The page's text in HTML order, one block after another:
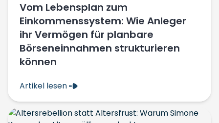
Vom Lebensplan zum
Einkommenssystem: Wie Anleger
ihr Vermögen für planbare
Börseneinnahmen strukturieren
können
Artikel lesen